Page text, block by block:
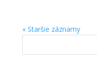
« Staršie záznamy